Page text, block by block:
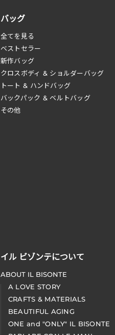
バッグ
全てを見る
ベストセラー
新作バッグ
クロスボディ & ショルダーバッグ
トート & ハンドバッグ
バックパック & ベルトバッグ
その他
イル ビゾンテについて
ABOUT IL BISONTE
A LOVE STORY
CRAFTS & MATERIALS
BEAUTIFUL AGING
ONE and "ONLY" IL BISONTE